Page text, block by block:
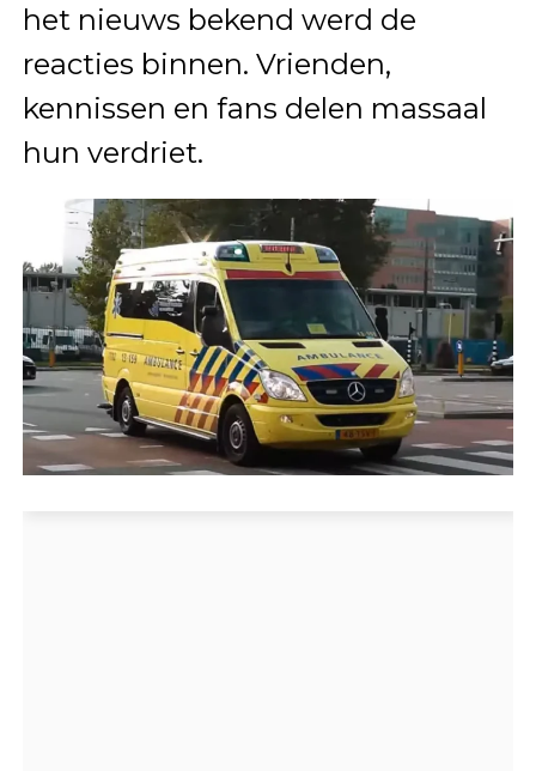
het nieuws bekend werd de
reacties binnen. Vrienden,
kennissen en fans delen massaal
hun verdriet.